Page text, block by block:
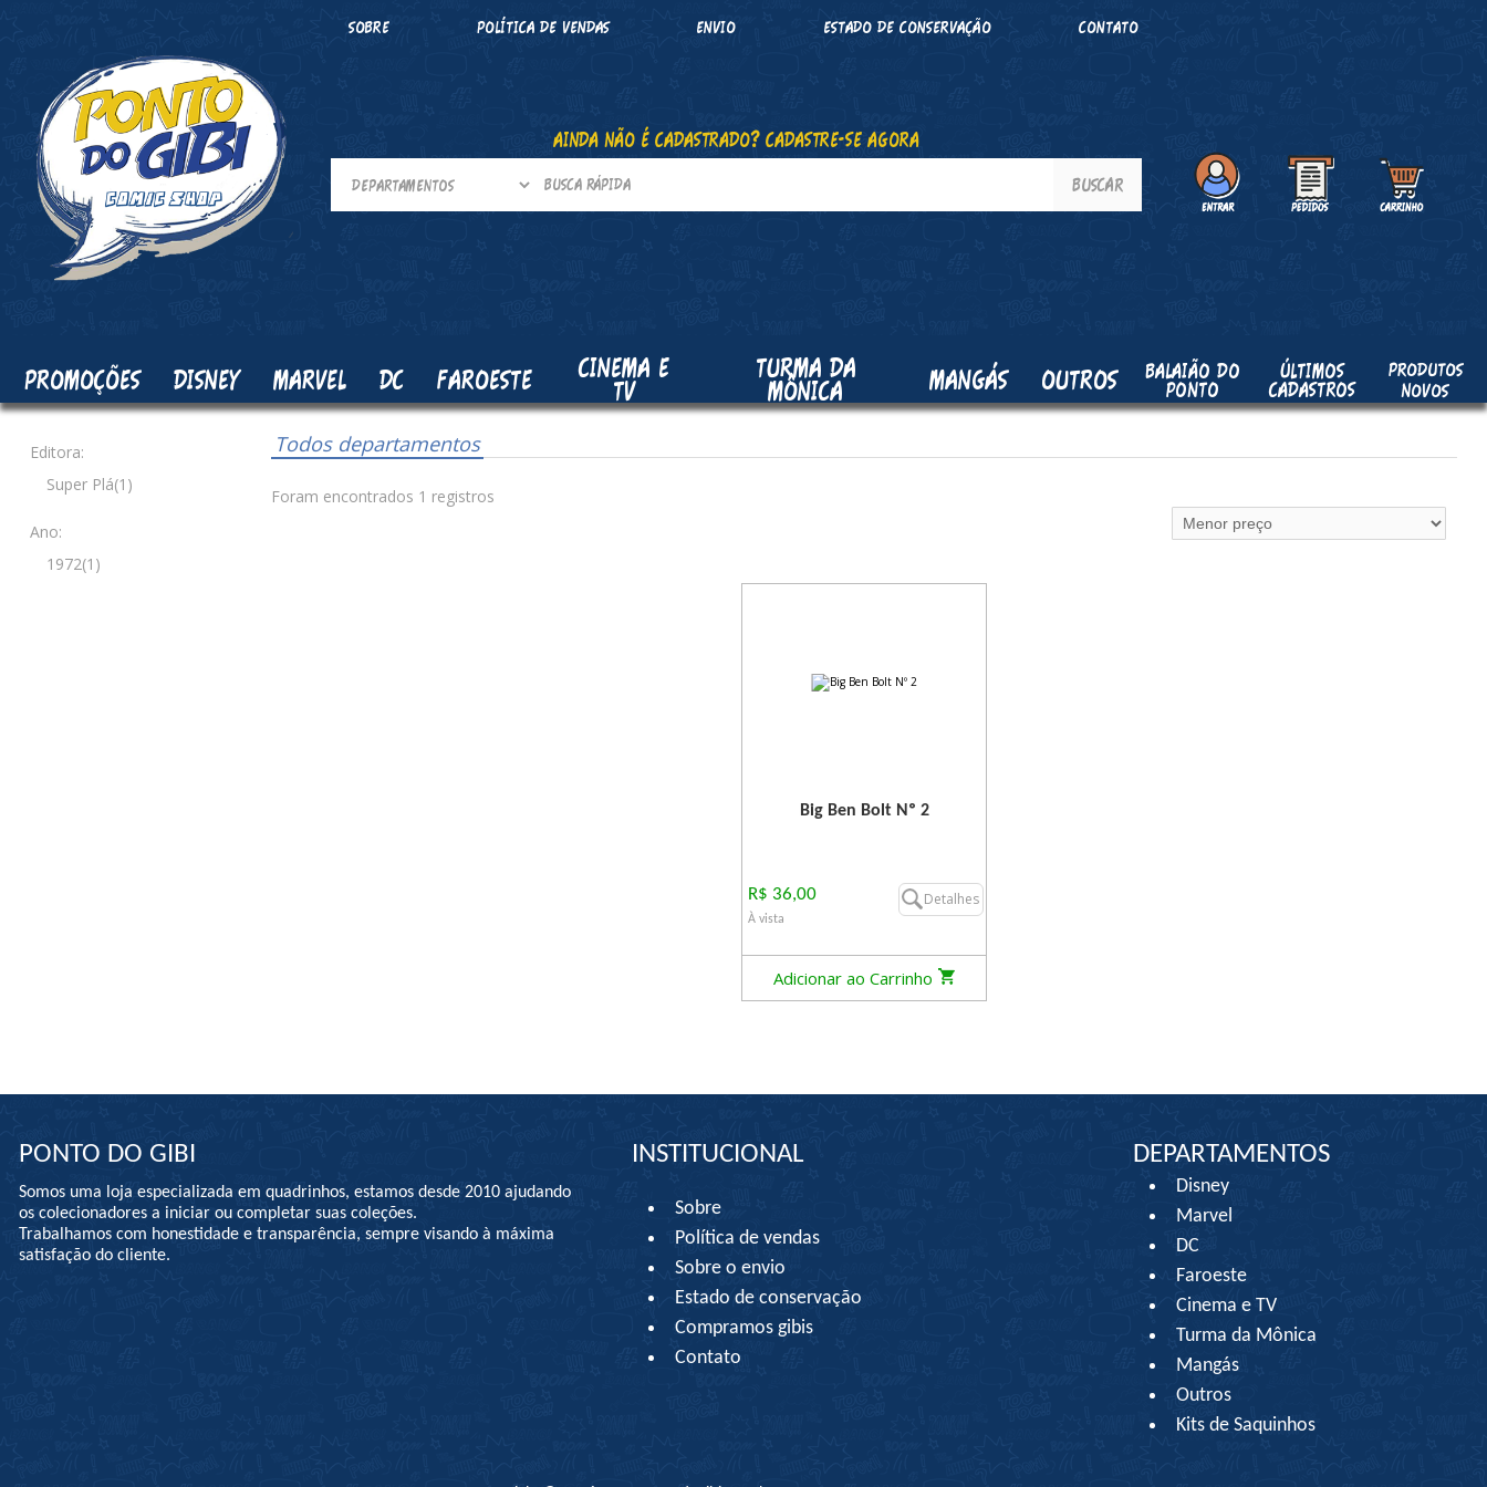
SOBRE POLÍTICA DE VENDAS ENVIO ESTADO DE CONSERVAÇÃO CONTATO
AINDA NÃO É CADASTRADO? CADASTRE-SE AGORA
PROMOÇÕES DISNEY MARVEL DC FAROESTE CINEMA E
TV
TURMA DA
MÔNICA MANGÁS OUTROS BALAIÃO DO
PONTO
ÚLTIMOS
CADASTROS
PRODUTOS
NOVOS
Editora:
Super Plá(1)
Ano:
1972(1)
Todos departamentos
Foram encontrados 1 registros
Big Ben Bolt Nº 2
R$ 36,00
À vista
Detalhes
Adicionar ao Carrinho
PONTO DO GIBI
Somos uma loja especializada em quadrinhos, estamos desde 2010 ajudando
os colecionadores a iniciar ou completar suas coleções.
Trabalhamos com honestidade e transparência, sempre visando à máxima
satisfação do cliente.
INSTITUCIONAL
Sobre
Política de vendas
Sobre o envio
Estado de conservação
Compramos gibis
Contato
DEPARTAMENTOS
Disney
Marvel
DC
Faroeste
Cinema e TV
Turma da Mônica
Mangás
Outros
Kits de Saquinhos